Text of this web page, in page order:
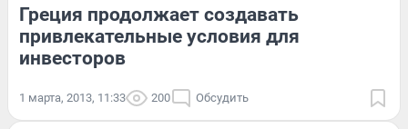
Греция продолжает создавать
привлекательные условия для
инвесторов
1 марта, 2013, 11:33 200 Обсудить